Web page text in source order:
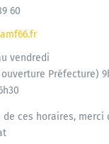
60
vendredi
Préfecture)
de ces horaires, merci